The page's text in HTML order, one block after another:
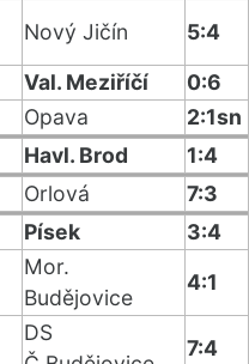
Nový Jičín
5:4
Val. Meziříčí
0:6
Opava
2:1sn
Havl. Brod
1:4
Orlová
7:3
Písek
3:4
Mor.
Budějovice
4:1
DS
7:4